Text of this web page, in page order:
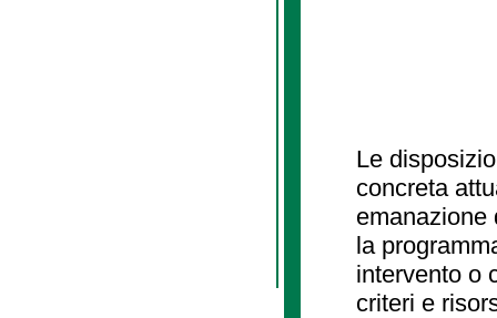
Le
concreta
emanazione
la
intervento o
criteri e